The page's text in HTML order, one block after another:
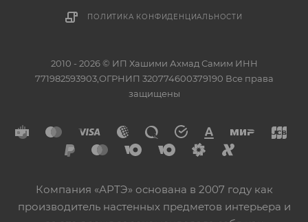
ПОЛИТИКА КОНФИДЕНЦИАЛЬНОСТИ
2010 - 2026 © ИП Хашими Ахмад Самим ИНН
771982593903,ОГРНИП 320774600379190 Все права
защищены
Компания «АРТЭ» основана в 2007 году как
производитель настенных предметов интерьера и